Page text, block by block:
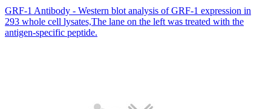
GRF-1 Antibody - Western blot analysis of GRF-1 expression in
293 whole cell lysates,The lane on the left was treated with the
antigen-specific peptide.